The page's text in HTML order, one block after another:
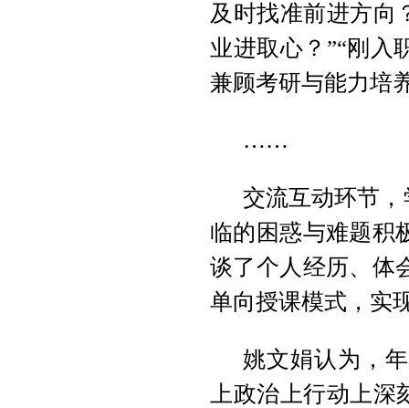
及时找准前进方向
业进取心？”“刚入
兼顾考研与能力培
……
交流互动环节
临的困惑与难题积
谈了个人经历、体
单向授课模式，实
姚文娟认为，
上政治上行动上